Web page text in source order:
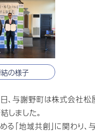
の様子
日、与謝野町は株式会社松
しました。
る「地域共創」に関わり